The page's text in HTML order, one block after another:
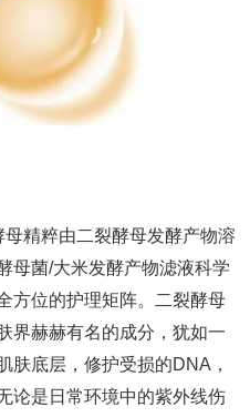
精粹由二裂酵母发酵产物溶
母菌/大米发酵产物滤液科学
方位的护理矩阵。二裂酵母
界赫赫有名的成分，犹如一
肤底层，修护受损的DNA，
论是日常环境中的紫外线伤